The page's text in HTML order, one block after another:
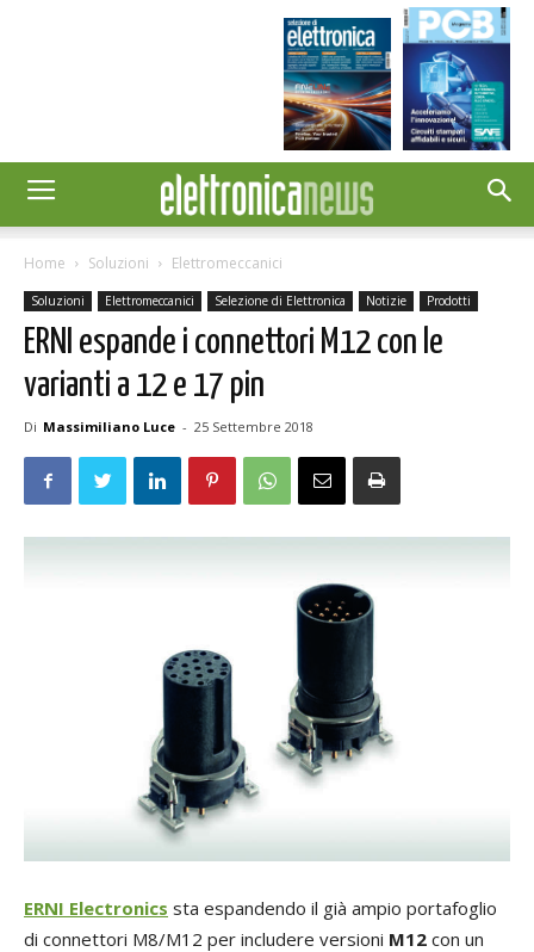
Home Soluzioni Elettromeccanici
Soluzioni Elettromeccanici Selezione di Elettronica Notizie Prodotti
ERNI espande i connettori M12 con le
varianti a 12 e 17 pin
Di Massimiliano Luce - 25 Settembre 2018
ERNI Electronics sta espandendo il già ampio portafoglio
di connettori M8/M12 per includere versioni M12 con un